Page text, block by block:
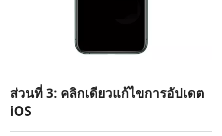
ส่วนที่ 3: คลิกเดียวแก้ไขการอัปเดต
iOS